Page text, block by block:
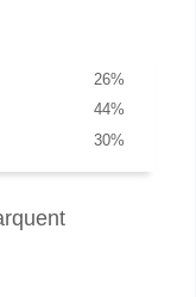
%
26
%
44
%
30